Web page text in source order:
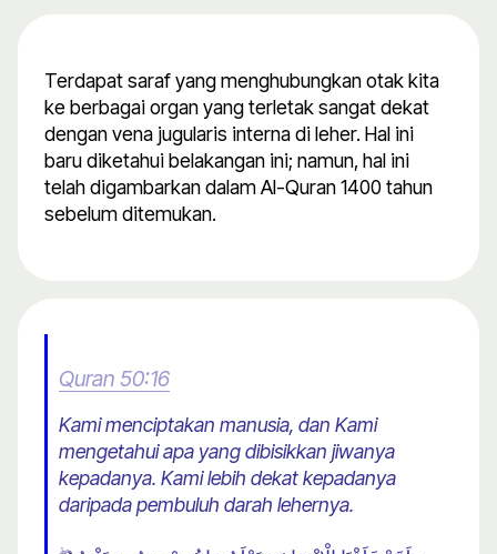
Terdapat saraf yang menghubungkan otak kita
ke berbagai organ yang terletak sangat dekat
dengan vena jugularis interna di leher. Hal ini
baru diketahui belakangan ini; namun, hal ini
telah digambarkan dalam Al-Quran 1400 tahun
sebelum ditemukan.
Quran 50:16
Kami menciptakan manusia, dan Kami
mengetahui apa yang dibisikkan jiwanya
kepadanya. Kami lebih dekat kepadanya
daripada pembuluh darah lehernya.